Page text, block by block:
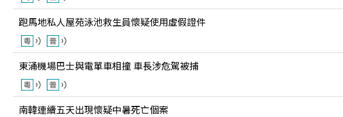
跑馬地私人屋苑泳池救生員懷疑使用虛假證件
東涌機場巴士與電單車相撞 車長涉危駕被捕
南韓連續五天出現懷疑中暑死亡個案